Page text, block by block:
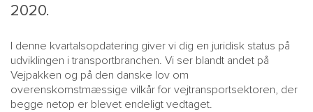
2020.
I denne kvartalsopdatering giver vi dig en juridisk status på
udviklingen i transportbranchen. Vi ser blandt andet på
Vejpakken og på den danske lov om
overenskomstmæssige vilkår for vejtransportsektoren, der
begge netop er blevet endeligt vedtaget.